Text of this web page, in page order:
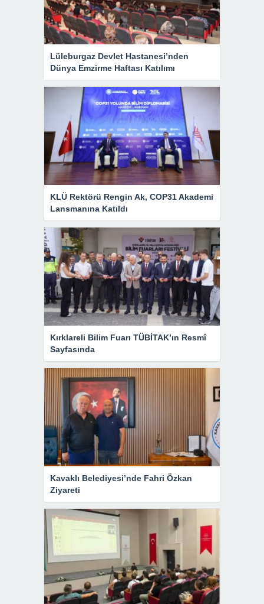
Lüleburgaz Devlet Hastanesi’nden
Dünya Emzirme Haftası Katılımı
KLÜ Rektörü Rengin Ak, COP31 Akademi
Lansmanına Katıldı
Kırklareli Bilim Fuarı TÜBİTAK’ın Resmî
Sayfasında
Kavaklı Belediyesi’nde Fahri Özkan
Ziyareti